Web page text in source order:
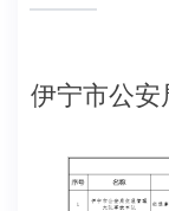
伊宁市公安